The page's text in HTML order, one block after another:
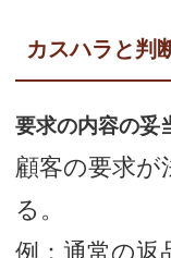
カスハラと判
要求の内容の妥
顧客の要求が
る。
例：通常の返